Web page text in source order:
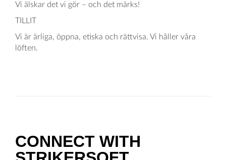
Vi älskar det vi gör – och det märks!
TILLIT
Vi är ärliga, öppna, etiska och rättvisa. Vi håller våra
löften.